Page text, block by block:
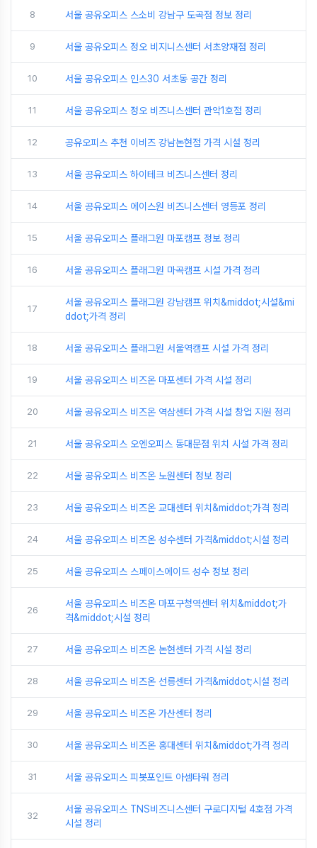
8 서울 공유오피스 스소비 강남구 도곡점 정보 정리
9 서울 공유오피스 정오 비지니스센터 서초양재점 정리
10 서울 공유오피스 인스30 서초동 공간 정리
11 서울 공유오피스 정오 비즈니스센터 관악1호점 정리
12 공유오피스 추천 이비즈 강남논현점 가격 시설 정리
13 서울 공유오피스 하이테크 비즈니스센터 정리
14 서울 공유오피스 에이스원 비즈니스센터 영등포 정리
15 서울 공유오피스 플래그원 마포캠프 정보 정리
16 서울 공유오피스 플래그원 마곡캠프 시설 가격 정리
17
서울 공유오피스 플래그원 강남캠프 위치&middot;시설&mi
ddot;가격 정리
18 서울 공유오피스 플래그원 서울역캠프 시설 가격 정리
19 서울 공유오피스 비즈온 마포센터 가격 시설 정리
20 서울 공유오피스 비즈온 역삼센터 가격 시설 창업 지원 정리
21 서울 공유오피스 오엔오피스 동대문점 위치 시설 가격 정리
22 서울 공유오피스 비즈온 노원센터 정보 정리
23 서울 공유오피스 비즈온 교대센터 위치&middot;가격 정리
24 서울 공유오피스 비즈온 성수센터 가격&middot;시설 정리
25 서울 공유오피스 스페이스에이드 성수 정보 정리
26
서울 공유오피스 비즈온 마포구청역센터 위치&middot;가
격&middot;시설 정리
27 서울 공유오피스 비즈온 논현센터 가격 시설 정리
28 서울 공유오피스 비즈온 선릉센터 가격&middot;시설 정리
29 서울 공유오피스 비즈온 가산센터 정리
30 서울 공유오피스 비즈온 홍대센터 위치&middot;가격 정리
31 서울 공유오피스 피봇포인트 아셈타워 정리
32
서울 공유오피스 TNS비즈니스센터 구로디지털 4호점 가격
시설 정리